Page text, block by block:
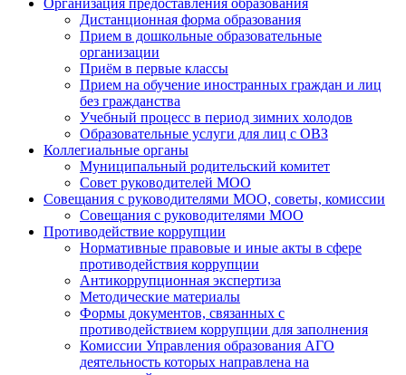
Организация предоставления образования
Дистанционная форма образования
Прием в дошкольные образовательные
организации
Приём в первые классы
Прием на обучение иностранных граждан и лиц
без гражданства
Учебный процесс в период зимних холодов
Образовательные услуги для лиц с ОВЗ
Коллегиальные органы
Муниципальный родительский комитет
Совет руководителей МОО
Совещания с руководителями МОО, советы, комиссии
Совещания с руководителями МОО
Противодействие коррупции
Нормативные правовые и иные акты в сфере
противодействия коррупции
Антикоррупционная экспертиза
Методические материалы
Формы документов, связанных с
противодействием коррупции для заполнения
Комиссии Управления образования АГО
деятельность которых направлена на